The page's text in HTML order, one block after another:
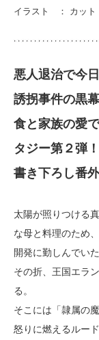
イラスト ： カット
悪人退治で今
誘拐事件の黒
食と家族の愛
タジー第２弾！
書き下ろし番
太陽が照りつける
な母と料理のため
開発に勤しんでいた
その折、王国エラ
る。
そこには「隷属の
怒りに燃えるルー